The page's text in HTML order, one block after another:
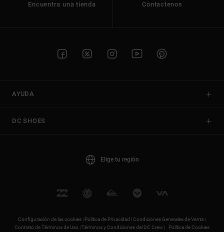
Encuentra una tienda Contactenos
AYUDA
DC SHOES
Elige tu región
Configuración de las cookies | Política de Privacidad | Condiciones Generales de Venta |
Contrato de Términos de Uso | Términos y Condiciones del DC Crew | Política de Cookies